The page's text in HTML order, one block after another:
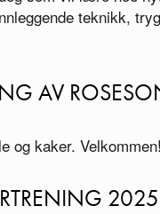
teknikk,
AV
og kaker.
2025